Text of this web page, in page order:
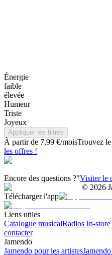
Énergie
faible
élevée
Humeur
Triste
Joyeux
Appliquer les filtres
À partir de 7,99 €/moisTrouvez
les offres !
Encore des questions ?"Visiter le
© 2026
Télécharger l'app
Liens utiles
Catalogue musicalRadios In-store
contacter
Jamendo
Jamendo pour les artistes